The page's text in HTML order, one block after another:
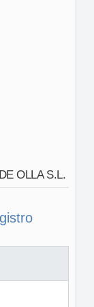
OLLA S.L.